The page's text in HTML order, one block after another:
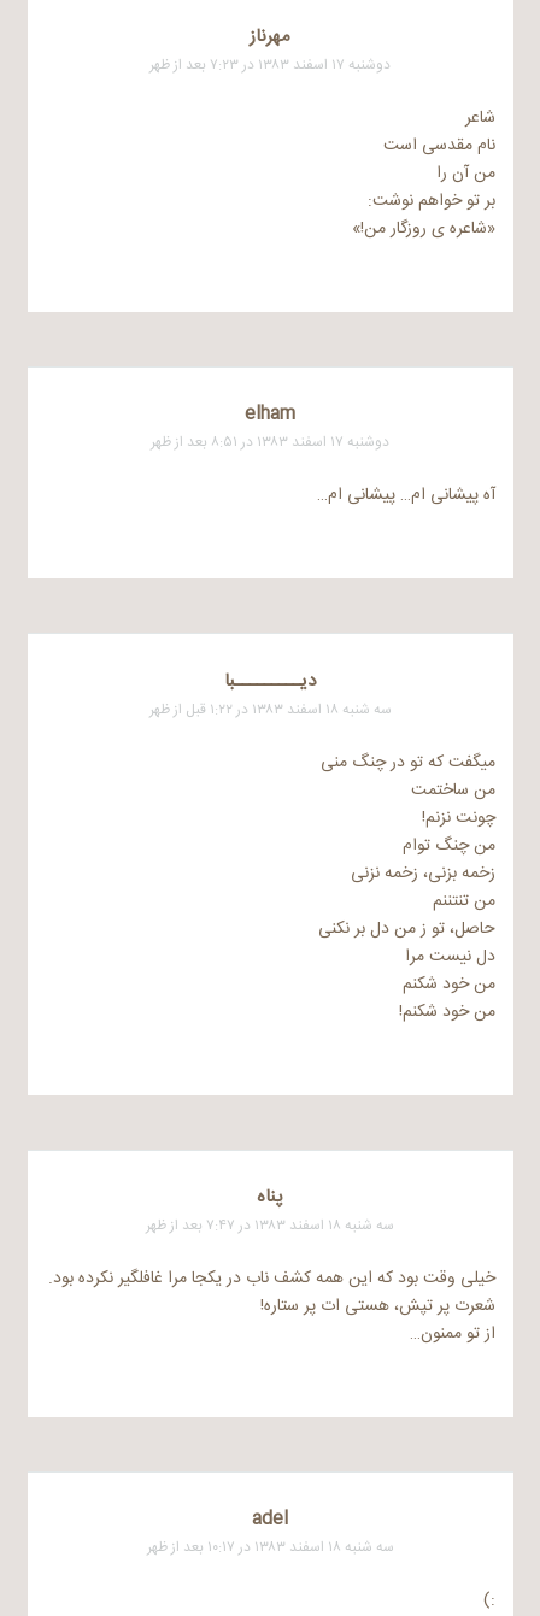
مهرناز
دوشنبه ۱۷ اسفند ۱۳۸۳ در ۷:۲۳ بعد از ظهر
شاعر
نام مقدسی است
من آن را
بر تو خواهم نوشت:
«شاعره ی روزگار من!»
elham
دوشنبه ۱۷ اسفند ۱۳۸۳ در ۸:۵۱ بعد از ظهر
آه پیشانی ام… پیشانی ام…
دیـــــــــبا
سه شنبه ۱۸ اسفند ۱۳۸۳ در ۱:۲۲ قبل از ظهر
میگفت که تو در چنگ منی
من ساختمت
چونت نزنم!
من چنگ توام
زخمه بزنی، زخمه نزنی
من تنتننم
حاصل، تو ز من دل بر نکنی
دل نیست مرا
من خود شکنم
من خود شکنم!
پناه
سه شنبه ۱۸ اسفند ۱۳۸۳ در ۷:۴۷ بعد از ظهر
خیلی وقت بود که این همه کشف ناب در یکجا مرا غافلگیر نکرده بود.
شعرت پر تپش، هستی ات پر ستاره!
از تو ممنون…
adel
سه شنبه ۱۸ اسفند ۱۳۸۳ در ۱۰:۱۷ بعد از ظهر
:)